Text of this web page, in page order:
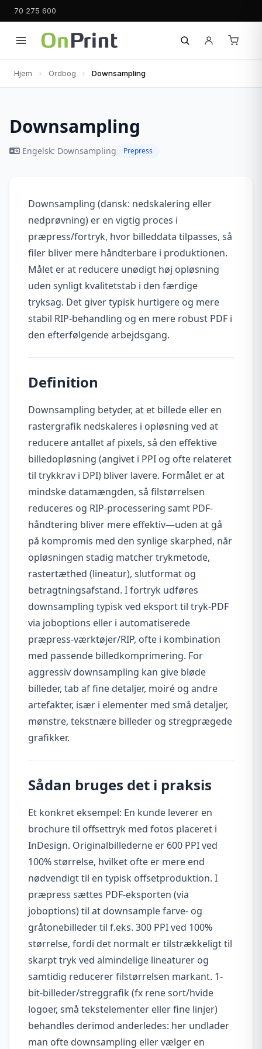
70 275 600
Hjem Ordbog Downsampling
Downsampling
Engelsk: Downsampling Prepress
Downsampling (dansk: nedskalering eller
nedprøvning) er en vigtig proces i
præpress/fortryk, hvor billeddata tilpasses, så
filer bliver mere håndterbare i produktionen.
Målet er at reducere unødigt høj opløsning
uden synligt kvalitetstab i den færdige
tryksag. Det giver typisk hurtigere og mere
stabil RIP-behandling og en mere robust PDF i
den efterfølgende arbejdsgang.
Definition
Downsampling betyder, at et billede eller en
rastergrafik nedskaleres i opløsning ved at
reducere antallet af pixels, så den effektive
billedopløsning (angivet i PPI og ofte relateret
til trykkrav i DPI) bliver lavere. Formålet er at
mindske datamængden, så filstørrelsen
reduceres og RIP-processering samt PDF-
håndtering bliver mere effektiv—uden at gå
på kompromis med den synlige skarphed, når
opløsningen stadig matcher trykmetode,
rastertæthed (lineatur), slutformat og
betragtningsafstand. I fortryk udføres
downsampling typisk ved eksport til tryk-PDF
via joboptions eller i automatiserede
præpress-værktøjer/RIP, ofte i kombination
med passende billedkomprimering. For
aggressiv downsampling kan give bløde
billeder, tab af fine detaljer, moiré og andre
artefakter, især i elementer med små detaljer,
mønstre, tekstnære billeder og stregprægede
grafikker.
Sådan bruges det i praksis
Et konkret eksempel: En kunde leverer en
brochure til offsettryk med fotos placeret i
InDesign. Originalbillederne er 600 PPI ved
100% størrelse, hvilket ofte er mere end
nødvendigt til en typisk offsetproduktion. I
præpress sættes PDF-eksporten (via
joboptions) til at downsample farve- og
gråtonebilleder til f.eks. 300 PPI ved 100%
størrelse, fordi det normalt er tilstrækkeligt til
skarpt tryk ved almindelige lineaturer og
samtidig reducerer filstørrelsen markant. 1-
bit-billeder/streggrafik (fx rene sort/hvide
logoer, små tekstelementer eller fine linjer)
behandles derimod anderledes: her undlader
man ofte downsampling eller vælger en